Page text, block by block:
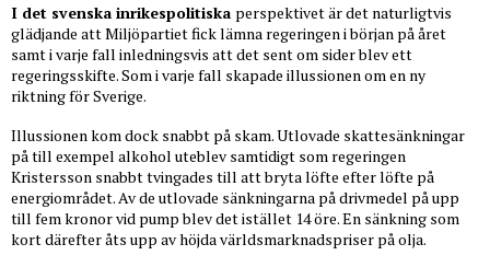
I det svenska inrikespolitiska perspektivet är det naturligtvis
glädjande att Miljöpartiet fick lämna regeringen i början på året
samt i varje fall inledningsvis att det sent om sider blev ett
regeringsskifte. Som i varje fall skapade illussionen om en ny
riktning för Sverige.
Illussionen kom dock snabbt på skam. Utlovade skattesänkningar
på till exempel alkohol uteblev samtidigt som regeringen
Kristersson snabbt tvingades till att bryta löfte efter löfte på
energiområdet. Av de utlovade sänkningarna på drivmedel på upp
till fem kronor vid pump blev det istället 14 öre. En sänkning som
kort därefter åts upp av höjda världsmarknadspriser på olja.